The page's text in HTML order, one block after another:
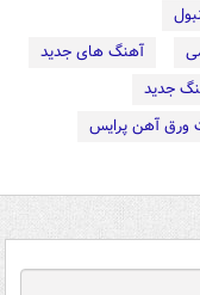
آهنگ های جدید
جدید
ورق آهن پرایس